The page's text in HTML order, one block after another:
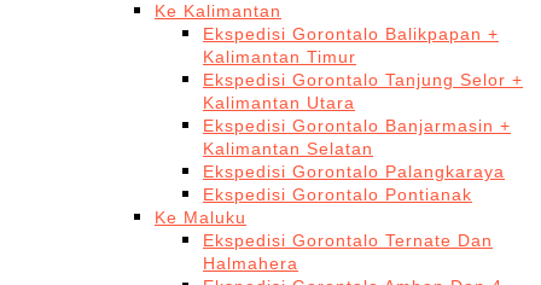
Ke Kalimantan
Ekspedisi Gorontalo Balikpapan +
Kalimantan Timur
Ekspedisi Gorontalo Tanjung Selor +
Kalimantan Utara
Ekspedisi Gorontalo Banjarmasin +
Kalimantan Selatan
Ekspedisi Gorontalo Palangkaraya
Ekspedisi Gorontalo Pontianak
Ke Maluku
Ekspedisi Gorontalo Ternate Dan
Halmahera